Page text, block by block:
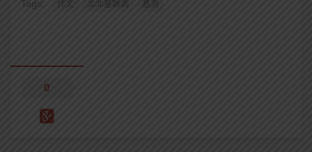
Tags: 作文 北北基聯測 基測
0